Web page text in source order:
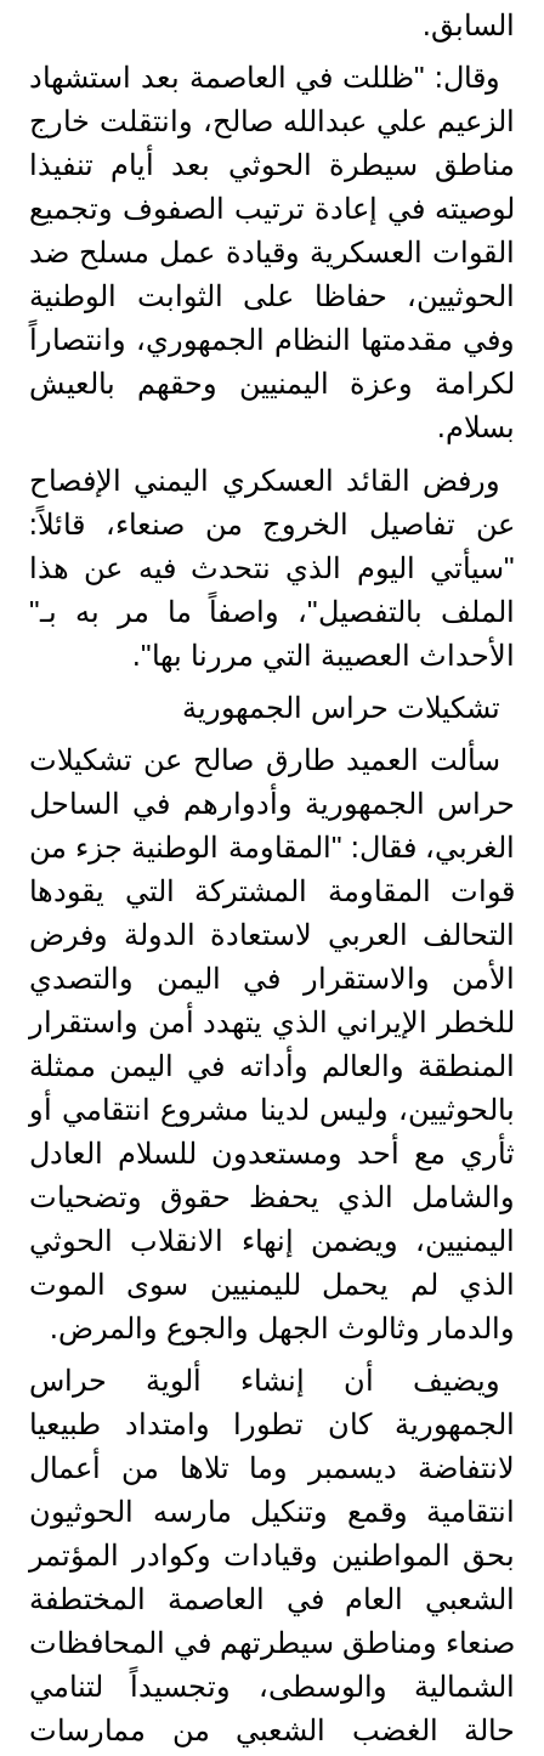
السابق.
وقال: "ظللت في العاصمة بعد استشهاد
الزعيم علي عبدالله صالح، وانتقلت خارج
مناطق سيطرة الحوثي بعد أيام تنفيذا
لوصيته في إعادة ترتيب الصفوف وتجميع
القوات العسكرية وقيادة عمل مسلح ضد
الحوثيين، حفاظا على الثوابت الوطنية
وفي مقدمتها النظام الجمهوري، وانتصاراً
لكرامة وعزة اليمنيين وحقهم بالعيش
بسلام.
ورفض القائد العسكري اليمني الإفصاح
عن تفاصيل الخروج من صنعاء، قائلاً:
"سيأتي اليوم الذي نتحدث فيه عن هذا
الملف بالتفصيل"، واصفاً ما مر به بـ"
الأحداث العصيبة التي مررنا بها".
تشكيلات حراس الجمهورية
سألت العميد طارق صالح عن تشكيلات
حراس الجمهورية وأدوارهم في الساحل
الغربي، فقال: "المقاومة الوطنية جزء من
قوات المقاومة المشتركة التي يقودها
التحالف العربي لاستعادة الدولة وفرض
الأمن والاستقرار في اليمن والتصدي
للخطر الإيراني الذي يتهدد أمن واستقرار
المنطقة والعالم وأداته في اليمن ممثلة
بالحوثيين، وليس لدينا مشروع انتقامي أو
ثأري مع أحد ومستعدون للسلام العادل
والشامل الذي يحفظ حقوق وتضحيات
اليمنيين، ويضمن إنهاء الانقلاب الحوثي
الذي لم يحمل لليمنيين سوى الموت
والدمار وثالوث الجهل والجوع والمرض.
ويضيف أن إنشاء ألوية حراس
الجمهورية كان تطورا وامتداد طبيعيا
لانتفاضة ديسمبر وما تلاها من أعمال
انتقامية وقمع وتنكيل مارسه الحوثيون
بحق المواطنين وقيادات وكوادر المؤتمر
الشعبي العام في العاصمة المختطفة
صنعاء ومناطق سيطرتهم في المحافظات
الشمالية والوسطى، وتجسيداً لتنامي
حالة الغضب الشعبي من ممارسات